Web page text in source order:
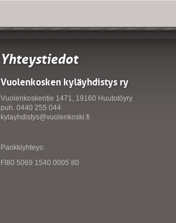
Yhteystiedot
Vuolenkosken kyläyhdistys ry
Vuolenkoskentie 1471, 19160 Huutotöyry
puh. 0440 255 044
kylayhdistys@vuolenkoski.fi
Pankkiyhteys:
FI80 5069 1540 0005 80